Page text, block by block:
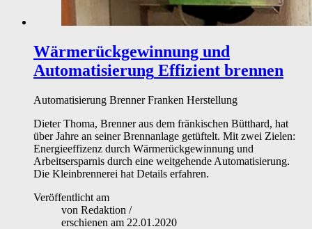
Wärmerückgewinnung und
Automatisierung Effizient brennen
Automatisierung Brenner Franken Herstellung
Dieter Thoma, Brenner aus dem fränkischen Bütthard, hat
über Jahre an seiner Brennanlage getüftelt. Mit zwei Zielen:
Energieeffizenz durch Wärmerückgewinnung und
Arbeitsersparnis durch eine weitgehende Automatisierung.
Die Kleinbrennerei hat Details erfahren.
Veröffentlicht am
von Redaktion /
erschienen am 22.01.2020